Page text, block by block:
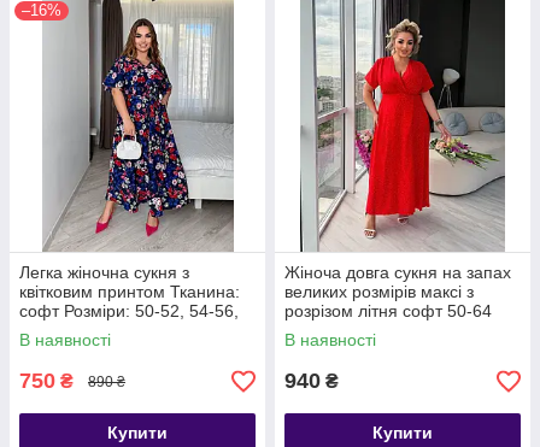
–16%
Легка жіночна сукня з
квітковим принтом Тканина:
софт Розміри: 50-52, 54-56,
58-60, 62-64
В наявності
750 ₴ 890 ₴
Купити
Жіноча довга сукня на запах
великих розмірів максі з
розрізом літня софт 50-64
В наявності
940 ₴
Купити